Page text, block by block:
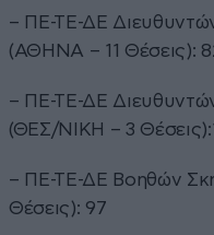
– ΠΕ-ΤΕ-ΔΕ
(ΑΘΗΝΑ – 11 Θέσεις):
– ΠΕ-ΤΕ-ΔΕ
(ΘΕΣ/ΝΙΚΗ – 3
– ΠΕ-ΤΕ-ΔΕ Βοηθών
Θέσεις): 97